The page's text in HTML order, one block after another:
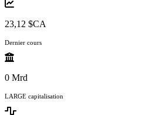
23,12 $CA
Dernier cours
0 Mrd
LARGE capitalisation